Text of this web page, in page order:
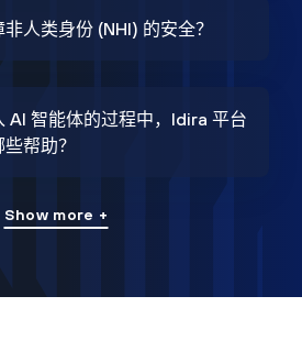
人类身份 (NHI) 的安全？
AI 智能体的过程中，Idira 平台
帮助？
Show more +